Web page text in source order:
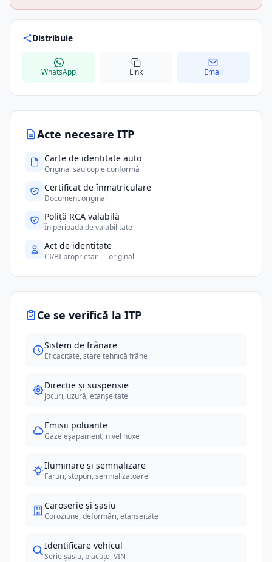
Acte necesare ITP
Carte de identitate auto
Original sau copie conformă
Certificat de înmatriculare
Document original
Poliță RCA valabilă
În perioada de valabilitate
Act de identitate
CI/BI proprietar — original
Ce se verifică la ITP
Sistem de frânare
Eficacitate, stare tehnică frâne
Direcție și suspensie
Jocuri, uzură, etanșeitate
Emisii poluante
Gaze eșapament, nivel noxe
Iluminare și semnalizare
Faruri, stopuri, semnalizatoare
Caroserie și șasiu
Coroziune, deformări, etanșeitate
Identificare vehicul
Serie șasiu, plăcuțe, VIN
Distribuie
WhatsApp Link Email